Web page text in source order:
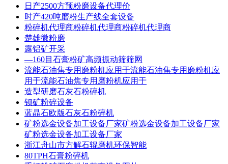
日产2500方预粉磨设备代理价
时产420吨磨粉生产线全套设备
粉碎机代理商粉碎机代理商粉碎机代理商
楚雄微粉磨
露铝矿开采
―160目石膏粉矿高频振动筛筛网
流能石油焦专用磨粉机应用于流能石油焦专用磨粉机应
用于流能石油焦专用磨粉机应用于
造型研磨石灰石粉碎机
钡矿粉碎设备
蓝晶石欧版石灰石粉碎机
矿粉选金设备加工设备厂家矿粉选金设备加工设备厂家
矿粉选金设备加工设备厂家
浙江舟山市方解石辊磨机环保智能
80TPH石膏粉碎机